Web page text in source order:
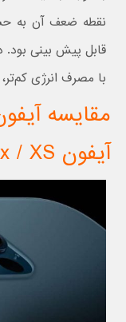
نقطه ضعف آن به
قابل پیش بینی بود.
با مصرف انرژی
آیفون XS Max / XS : دوربین